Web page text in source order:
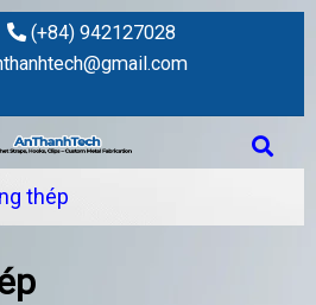
(+84) 942127028
thép